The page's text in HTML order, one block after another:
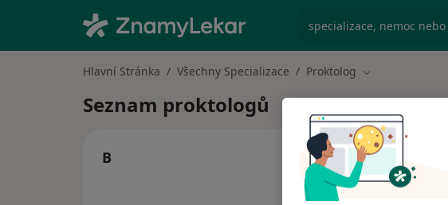
specializace, nemoc
Hlavní Stránka Všechny Specializace Proktolog Změna města
Seznam proktologů
B